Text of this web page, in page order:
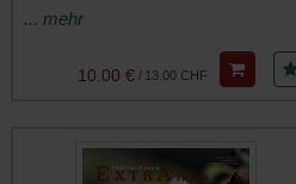
... mehr
13.00 CHF
/
10.00 €